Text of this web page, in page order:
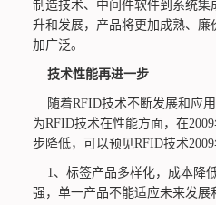
制造技术、中间件软件到系统
升和发展，产品将更加成熟、廉
加广泛。
技术性能再进一步
随着RFID技术不断发展和应
为RFID技术在性能方面，在
步降低，可以预见RFID技术2009
1、标签产品多样化，成本降
强，单一产品不能适应未来发